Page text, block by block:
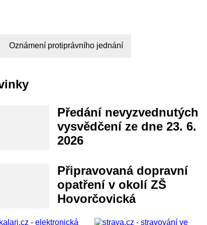
Oznámení protiprávního jednání
Předání nevyzvednutých
vysvědčení ze dne 23. 6.
2026
Připravovaná dopravní
opatření v okolí ZŠ
Hovorčovická